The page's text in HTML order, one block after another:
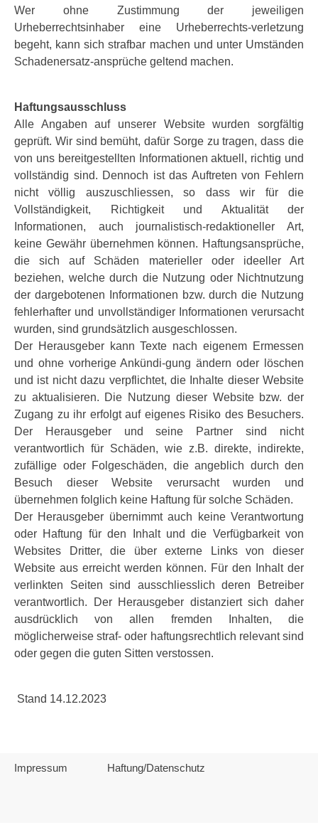
Wer ohne Zustimmung der jeweiligen
Urheberrechtsinhaber eine Urheberrechts-verletzung
begeht, kann sich strafbar machen und unter Umständen
Schadenersatz-ansprüche geltend machen.
Haftungsausschluss
Alle Angaben auf unserer Website wurden sorgfältig
geprüft. Wir sind bemüht, dafür Sorge zu tragen, dass die
von uns bereitgestellten Informationen aktuell, richtig und
vollständig sind. Dennoch ist das Auftreten von Fehlern
nicht völlig auszuschliessen, so dass wir für die
Vollständigkeit, Richtigkeit und Aktualität der
Informationen, auch journalistisch-redaktioneller Art,
keine Gewähr übernehmen können. Haftungsansprüche,
die sich auf Schäden materieller oder ideeller Art
beziehen, welche durch die Nutzung oder Nichtnutzung
der dargebotenen Informationen bzw. durch die Nutzung
fehlerhafter und unvollständiger Informationen verursacht
wurden, sind grundsätzlich ausgeschlossen.
Der Herausgeber kann Texte nach eigenem Ermessen
und ohne vorherige Ankündi-gung ändern oder löschen
und ist nicht dazu verpflichtet, die Inhalte dieser Website
zu aktualisieren. Die Nutzung dieser Website bzw. der
Zugang zu ihr erfolgt auf eigenes Risiko des Besuchers.
Der Herausgeber und seine Partner sind nicht
verantwortlich für Schäden, wie z.B. direkte, indirekte,
zufällige oder Folgeschäden, die angeblich durch den
Besuch dieser Website verursacht wurden und
übernehmen folglich keine Haftung für solche Schäden.
Der Herausgeber übernimmt auch keine Verantwortung
oder Haftung für den Inhalt und die Verfügbarkeit von
Websites Dritter, die über externe Links von dieser
Website aus erreicht werden können. Für den Inhalt der
verlinkten Seiten sind ausschliesslich deren Betreiber
verantwortlich. Der Herausgeber distanziert sich daher
ausdrücklich von allen fremden Inhalten, die
möglicherweise straf- oder haftungsrechtlich relevant sind
oder gegen die guten Sitten verstossen.
Stand 14.12.2023
Impressum Haftung/Datenschutz